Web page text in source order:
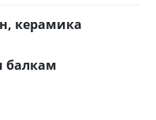
керамика
балкам